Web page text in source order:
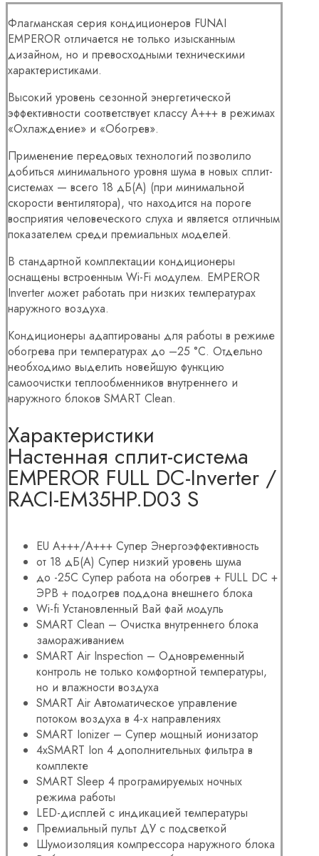
Флагманская серия кондиционеров FUNAI
EMPEROR отличается не только изысканным
дизайном, но и превосходными техническими
характеристиками.
Высокий уровень сезонной энергетической
эффективности соответствует классу A+++ в режимах
«Охлаждение» и «Обогрев».
Применение передовых технологий позволило
добиться минимального уровня шума в новых сплит-
системах — всего 18 дБ(A) (при минимальной
скорости вентилятора), что находится на пороге
восприятия человеческого слуха и является отличным
показателем среди премиальных моделей.
В стандартной комплектации кондиционеры
оснащены встроенным Wi-Fi модулем. EMPEROR
Inverter может работать при низких температурах
наружного воздуха.
Кондиционеры адаптированы для работы в режиме
обогрева при температурах до –25 °С. Отдельно
необходимо выделить новейшую функцию
самоочистки теплообменников внутреннего и
наружного блоков SMART Clean.
Характеристики
Настенная сплит-система
EMPEROR FULL DC-Inverter /
RACI-EM35HP.D03 S
EU А+++/А+++ Супер Энергоэффективность
от 18 дБ(А) Супер низкий уровень шума
до -25С Супер работа на обогрев + FULL DC +
ЭРВ + подогрев поддона внешнего блока
Wi-fi Установленный Вай фай модуль
SMART Clean – Очистка внутреннего блока
замораживанием
SMART Air Inspection – Одновременный
контроль не только комфортной температуры,
но и влажности воздуха
SMART Air Автоматическое управление
потоком воздуха в 4-х направлениях
SMART Ionizer – Супер мощный ионизатор
4хSMART Ion 4 дополнительных фильтра в
комплекте
SMART Sleep 4 програмируемых ночных
режима работы
LED-дисплей с индикацией температуры
Премиальный пульт ДУ с подсветкой
Шумоизоляция компрессора наружного блока